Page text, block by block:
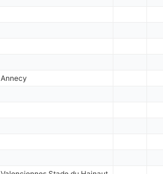
Annecy